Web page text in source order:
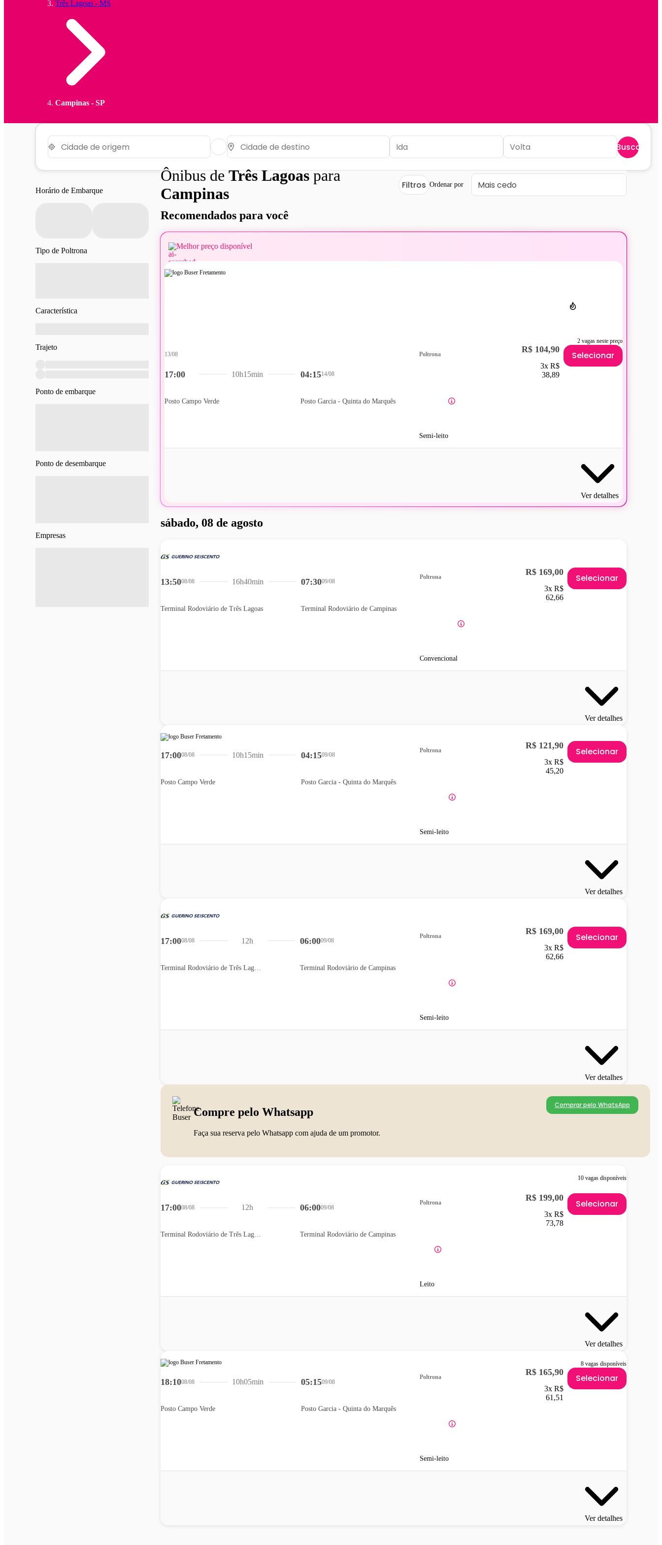
Três Lagoas - MS
Campinas - SP
Buscar
Horário de Embarque
Tipo de Poltrona
Característica
Trajeto
Ponto de embarque
Ponto de desembarque
Empresas
Ônibus deTrês Lagoaspara
Campinas
Filtros Ordenar por
Recomendados para você
Melhor preço disponível
2 vagas neste preço
17:00
13/08
Posto Campo Verde
04:1514/08
Posto Garcia - Quinta do Marquês
10h15min
Poltrona
Semi-leito
R$ 104,90
3x R$
38,89
Selecionar
Ver detalhes
sábado, 08 de agosto
13:5008/08
Terminal Rodoviário de Três Lagoas
07:3009/08
Terminal Rodoviário de Campinas
16h40min
Poltrona
Convencional
R$ 169,00
3x R$
62,66
Selecionar
Ver detalhes
17:0008/08
Posto Campo Verde
04:1509/08
Posto Garcia - Quinta do Marquês
10h15min
Poltrona
Semi-leito
R$ 121,90
3x R$
45,20
Selecionar
Ver detalhes
17:0008/08 06:0009/08
Terminal Rodoviário de Campinas
12h
Poltrona
Semi-leito
R$ 169,00
3x R$
62,66
Selecionar
Ver detalhes
Compre pelo Whatsapp
Faça sua reserva pelo Whatsapp com ajuda de um promotor.
Comprar pelo WhatsApp
10 vagas disponíveis
17:0008/08
Terminal Rodoviário de Três Lagoas
06:0009/08
Terminal Rodoviário de Campinas
12h
Poltrona
Leito
R$ 199,00
3x R$
73,78
Selecionar
Ver detalhes
8 vagas disponíveis
18:1008/08
Posto Campo Verde
05:1509/08
Posto Garcia - Quinta do Marquês
10h05min
Poltrona
Semi-leito
R$ 165,90
3x R$
61,51
Selecionar
Ver detalhes